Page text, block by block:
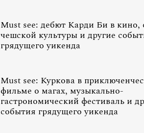
Must see: дебют Карди Би в кино,
чешской культуры и другие
грядущего уикенда
Must see: Куркова в
фильме о магах, музыкально-
гастрономический фестиваль и
события грядущего уикенда